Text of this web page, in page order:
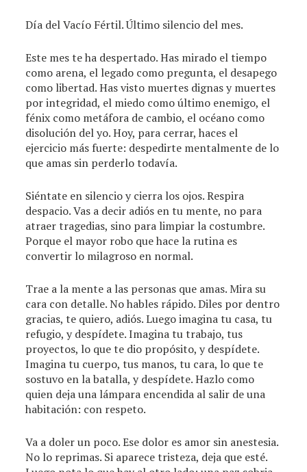
Día del Vacío Fértil. Último silencio del mes.
Este mes te ha despertado. Has mirado el tiempo
como arena, el legado como pregunta, el desapego
como libertad. Has visto muertes dignas y muertes
por integridad, el miedo como último enemigo, el
fénix como metáfora de cambio, el océano como
disolución del yo. Hoy, para cerrar, haces el
ejercicio más fuerte: despedirte mentalmente de lo
que amas sin perderlo todavía.
Siéntate en silencio y cierra los ojos. Respira
despacio. Vas a decir adiós en tu mente, no para
atraer tragedias, sino para limpiar la costumbre.
Porque el mayor robo que hace la rutina es
convertir lo milagroso en normal.
Trae a la mente a las personas que amas. Mira su
cara con detalle. No hables rápido. Diles por dentro
gracias, te quiero, adiós. Luego imagina tu casa, tu
refugio, y despídete. Imagina tu trabajo, tus
proyectos, lo que te dio propósito, y despídete.
Imagina tu cuerpo, tus manos, tu cara, lo que te
sostuvo en la batalla, y despídete. Hazlo como
quien deja una lámpara encendida al salir de una
habitación: con respeto.
Va a doler un poco. Ese dolor es amor sin anestesia.
No lo reprimas. Si aparece tristeza, deja que esté.